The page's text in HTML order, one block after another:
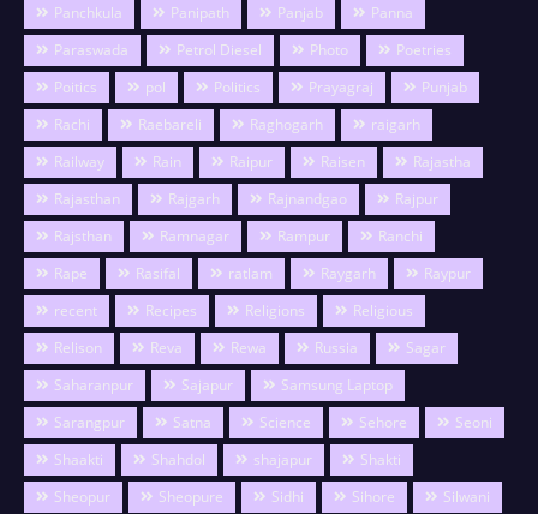
Panchkula
Panipath Panjab
Panna
Paraswada
Petrol Diesel Photo
Poetries
Poitics
pol Politics Prayagraj
Punjab
Rachi
Raebareli Raghogarh
raigarh
Railway
Rain Raipur Raisen
Rajastha
Rajasthan
Rajgarh Rajnandgao
Rajpur
Rajsthan
Ramnagar Rampur
Ranchi
Rape
Rasifal ratlam Raygarh
Raypur
recent
Recipes Religions
Religious
Relison
Reva Rewa Russia
Sagar
Saharanpur
Sajapur
Samsung Laptop
Sarangpur
Satna Science Sehore
Seoni
Shaakti
Shahdol shajapur
Shakti
Sheopur
Sheopure Sidhi Sihore
Silwani